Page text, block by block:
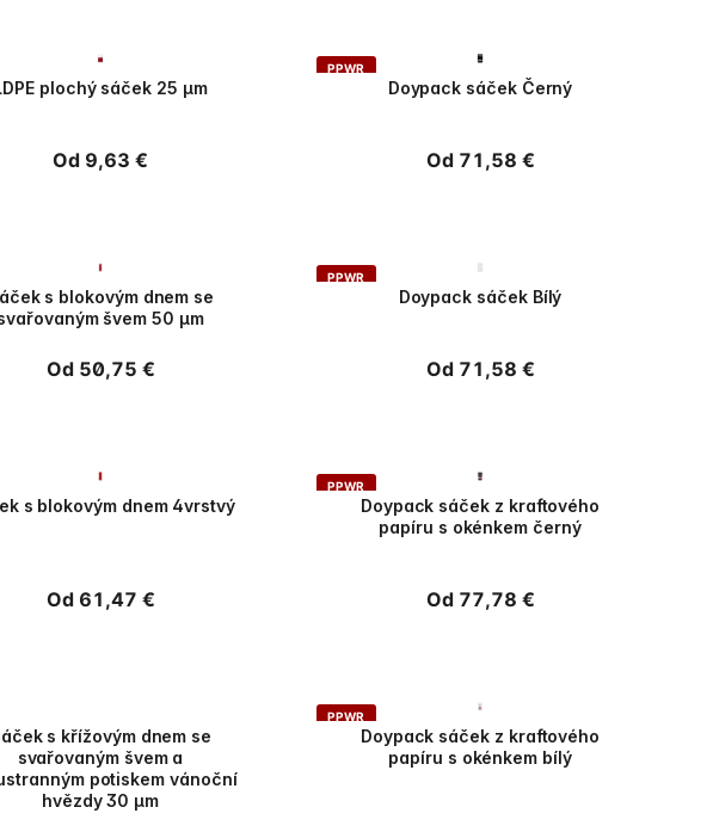
plochý sáček 25 µm
Běžná
Od 9,63 €
PPWR
Doypack sáček Černý
Běžná
Od 71,58 €
s blokovým dnem se
švem 50 µm
Běžná
Od 50,75 €
PPWR
Doypack sáček Bílý
Běžná
Od 71,58 €
s blokovým dnem 4vrstvý
Běžná
Od 61,47 €
PPWR
Doypack sáček z kraftového
papíru s okénkem černý
Běžná
Od 77,78 €
s křížovým dnem se
svařovaným švem a
potiskem vánoční
hvězdy 30 µm
PPWR
Doypack sáček z kraftového
papíru s okénkem bílý